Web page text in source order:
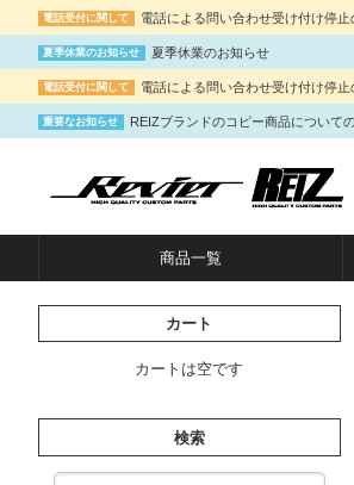
電話受付に関して 電話による問い合わせ受け付け停止
夏季休業のお知らせ 夏季休業のお知らせ
電話受付に関して 電話による問い合わせ受け付け停止
重要なお知らせ REIZブランドのコピー商品について
商品一覧
カート
カートは空です
検索